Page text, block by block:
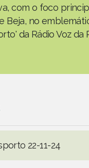
com o foco
Beja, no
da Rádio Voz da
22-11-24